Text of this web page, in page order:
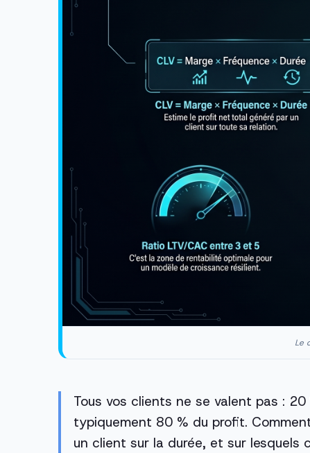
Le
Tous vos clients ne se valent pas :
typiquement 80 % du profit.
un client sur la durée, et sur lesquels